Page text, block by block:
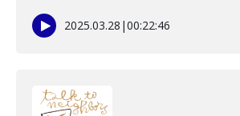
2025.03.28 |00:22:46